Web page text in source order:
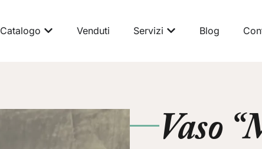
Catalogo Venduti Servizi Blog
Vaso